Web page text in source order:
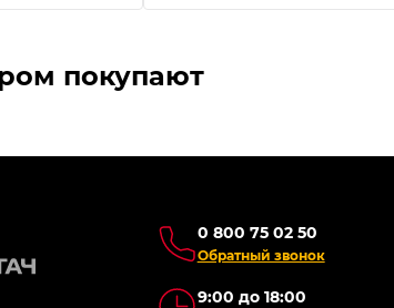
покупают
0 800 75 02 50
Обратный звонок
9:00 до 18:00